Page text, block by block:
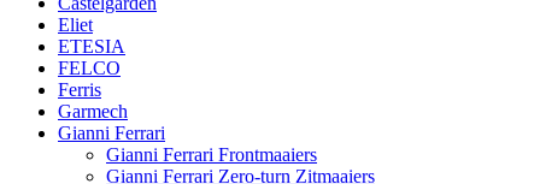
Eliet
ETESIA
FELCO
Ferris
Garmech
Gianni Ferrari
Gianni Ferrari Frontmaaiers
Gianni Ferrari Zero-turn Zitmaaiers